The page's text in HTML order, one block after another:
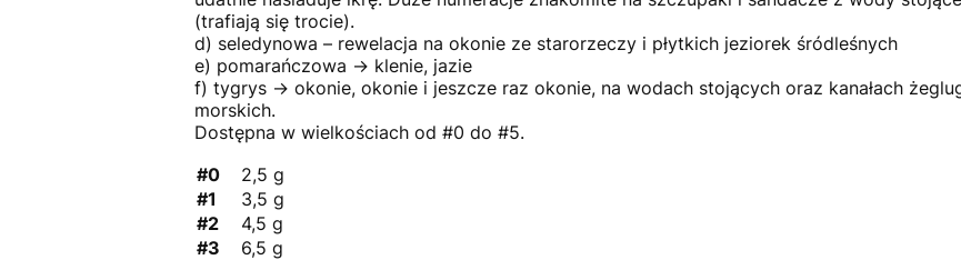
(trafiają się trocie).
d) seledynowa – rewelacja na okonie ze starorzeczy i płytkich jeziorek śródleśnych
e) pomarańczowa -> klenie, jazie
f) tygrys -> okonie, okonie i jeszcze raz okonie, na wodach stojących oraz kanałach
morskich.
Dostępna w wielkościach od #0 do #5.
#0
2,5 g
#1
3,5 g
#2
4,5 g
#3
6,5 g